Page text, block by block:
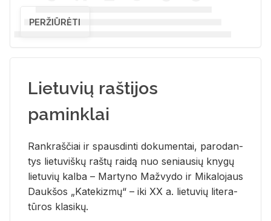
PERŽIŪRĖTI
Lietuvių raštijos
paminklai
Rank­raš­čiai ir spaus­din­ti do­ku­men­tai, pa­ro­dan­
tys lie­tu­viš­kų raš­tų rai­dą nuo se­niau­sių kny­gų
lie­tu­vių kal­ba – Mar­ty­no Ma­žvy­do ir Mi­ka­lo­jaus
Dauk­šos „Ka­te­kiz­mų“ – iki XX a. lie­tu­vių li­te­ra­
tū­ros kla­si­kų.